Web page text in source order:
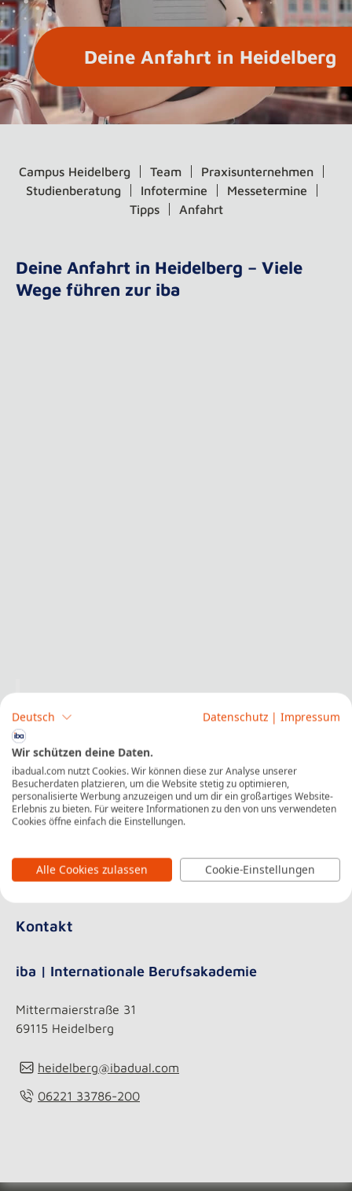
Deine Anfahrt in Heidelberg
Campus Heidelberg Team
Praxisunternehmen
Studienberatung
Infotermine
Messetermine
Tipps
Anfahrt
Deine Anfahrt in Heidelberg – Viele
Wege führen zur iba
gut zu Fuß oder mit dem Fahrrad erreichbar
Direkt gegenüber dem Heidelberger Hauptbahnhof
mit ÖPNV, Regional- und Fernverkehr
Nur 15 Minuten bis zum Mannheimer Hauptbahnhof
Schnelle Anbindung an die A5 und A656 über das
ÜKW in wenigen Minuten
Kontakt
iba | Internationale Berufsakademie
Mittermaierstraße 31
69115 Heidelberg
heidelberg@ibadual.com
06221 33786-200
Deutsch Datenschutz | Impressum
Wir schützen deine Daten.
ibadual.com nutzt Cookies. Wir können diese zur Analyse unserer
Besucherdaten platzieren, um die Website stetig zu optimieren,
personalisierte Werbung anzuzeigen und um dir ein großartiges Website-
Erlebnis zu bieten. Für weitere Informationen zu den von uns verwendeten
Cookies öffne einfach die Einstellungen.
Alle Cookies zulassen Cookie-Einstellungen